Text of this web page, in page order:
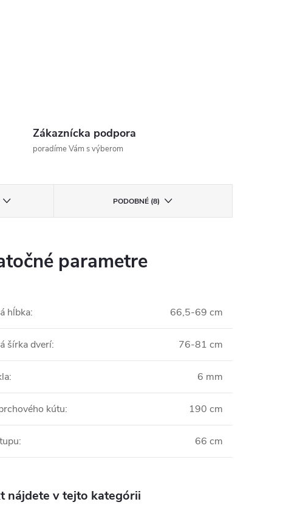
Zákaznícka podpora
poradíme Vám s výberom
PODOBNÉ (8)
parametre
hĺbka: 66,5-69 cm
šírka dverí: 76-81 cm
: 6 mm
kútu: 190 cm
: 66 cm
nájdete v tejto kategórii